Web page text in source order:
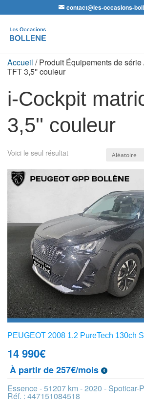
contact@les-occasions-
de
produits
Accueil / Produit Équipements de
TFT 3,5'' couleur
i-Cockpit
3,5'' couleur
Voici le seul résultat
PEUGEOT 2008 1.2 PureTech 130ch
14 990€
À partir de 257€/mois
Essence - 51207 km - 2020 - Spoticar-
Réf. : 447151084518